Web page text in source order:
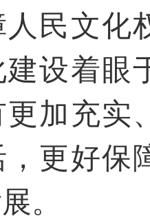
民文化
设着眼
更加充实
更好保
。